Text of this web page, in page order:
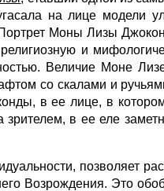
на лице модели
Портрет Моны Лизы
и
Величие Моне
со скалами и
в ее лице, в
зрителем, в ее еле
позволяет
Возрождения. Это